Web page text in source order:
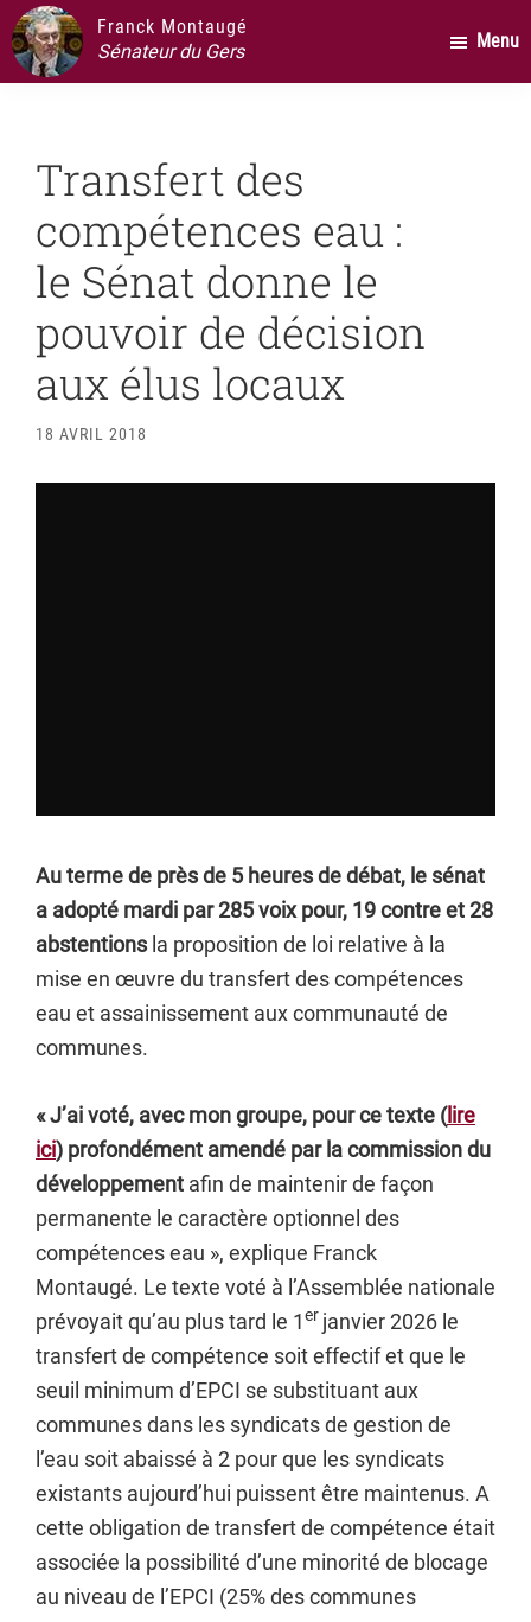
Passer
au
contenu
Passer
la
principale
Passer
au
pied
Franck Montaugé
Sénateur du Gers
Menu
Transfert des
compétences eau :
le Sénat donne le
pouvoir de décision
aux élus locaux
18 AVRIL 2018
Au terme de près de 5 heures de débat, le sénat
a adopté mardi par 285 voix pour, 19 contre et 28
abstentions la proposition de loi relative à la
mise en œuvre du transfert des compétences
eau et assainissement aux communauté de
communes.
« J’ai voté, avec mon groupe, pour ce texte (lire
ici) profondément amendé par la commission du
développement afin de maintenir de façon
permanente le caractère optionnel des
compétences eau », explique Franck
Montaugé. Le texte voté à l’Assemblée nationale
prévoyait qu’au plus tard le 1er janvier 2026 le
transfert de compétence soit effectif et que le
seuil minimum d’EPCI se substituant aux
communes dans les syndicats de gestion de
l’eau soit abaissé à 2 pour que les syndicats
existants aujourd’hui puissent être maintenus. A
cette obligation de transfert de compétence était
associée la possibilité d’une minorité de blocage
au niveau de l’EPCI (25% des communes